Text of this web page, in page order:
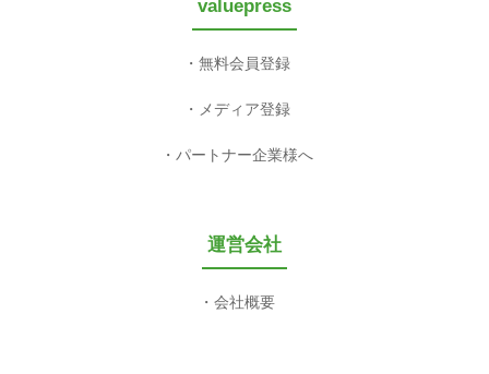
valuepress
無料会員登録
メディア登録
パートナー企業様へ
運営会社
会社概要